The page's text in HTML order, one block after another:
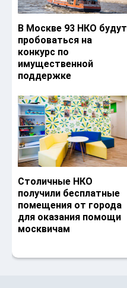
В Москве 93 НКО будут
пробоваться на
конкурс по
имущественной
поддержке
Столичные НКО
получили бесплатные
помещения от города
для оказания помощи
москвичам